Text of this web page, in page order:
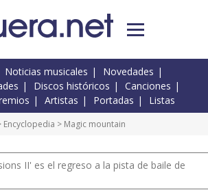
Noticias musicales
Novedades
Discos históricos
Canciones
Artistas Portadas Listas
Encyclopedia > Magic mountain
II' es el regreso a la pista de baile de